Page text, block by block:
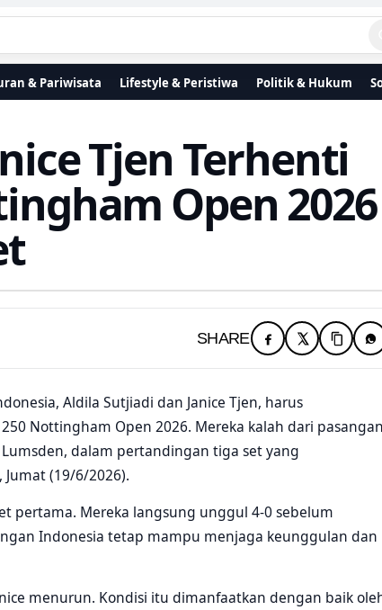
& Pariwisata Lifestyle & Peristiwa Politik & Hukum
Tjen Terhenti
Open 2026
SHARE
Aldila Sutjiadi dan Janice Tjen, harus
Nottingham Open 2026. Mereka kalah dari pasangan
dalam pertandingan tiga set yang
(19/6/2026).
pertama. Mereka langsung unggul 4-0 sebelum
Indonesia tetap mampu menjaga keunggulan dan
menurun. Kondisi itu dimanfaatkan dengan baik